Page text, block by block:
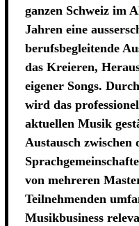
ganzen Schweiz im
Jahren eine
berufsbegleitende
das Kreieren,
eigener Songs.
wird das
aktuellen Musik
Austausch
von mehreren
Teilnehmenden
Musikbusiness